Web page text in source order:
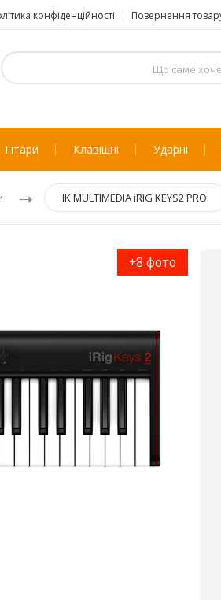
конфіденційності Повернення
Гітари Клавішні Ударні
IK MULTIMEDIA iRIG KEYS2 PRO
+8 фото